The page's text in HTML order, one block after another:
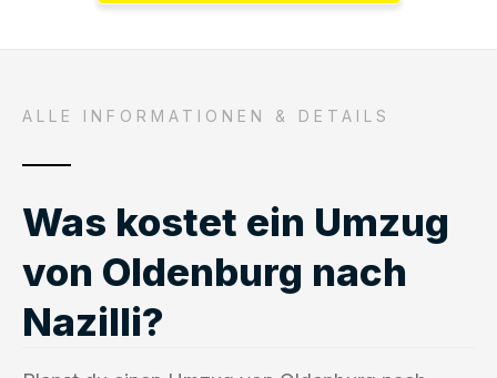
ALLE INFORMATIONEN & DETAILS
Was kostet ein Umzug
von Oldenburg nach
Nazilli?